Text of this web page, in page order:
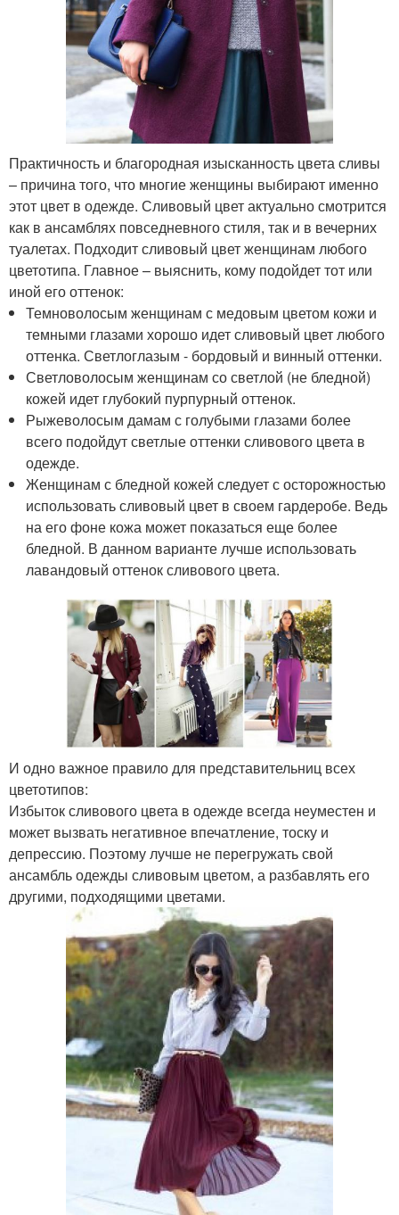
Практичность и благородная изысканность цвета сливы
– причина того, что многие женщины выбирают именно
этот цвет в одежде. Сливовый цвет актуально смотрится
как в ансамблях повседневного стиля, так и в вечерних
туалетах. Подходит сливовый цвет женщинам любого
цветотипа. Главное – выяснить, кому подойдет тот или
иной его оттенок:
Темноволосым женщинам с медовым цветом кожи и
темными глазами хорошо идет сливовый цвет любого
оттенка. Светлоглазым - бордовый и винный оттенки.
Светловолосым женщинам со светлой (не бледной)
кожей идет глубокий пурпурный оттенок.
Рыжеволосым дамам с голубыми глазами более
всего подойдут светлые оттенки сливового цвета в
одежде.
Женщинам с бледной кожей следует с осторожностью
использовать сливовый цвет в своем гардеробе. Ведь
на его фоне кожа может показаться еще более
бледной. В данном варианте лучше использовать
лавандовый оттенок сливового цвета.
И одно важное правило для представительниц всех
цветотипов:
Избыток сливового цвета в одежде всегда неуместен и
может вызвать негативное впечатление, тоску и
депрессию. Поэтому лучше не перегружать свой
ансамбль одежды сливовым цветом, а разбавлять его
другими, подходящими цветами.